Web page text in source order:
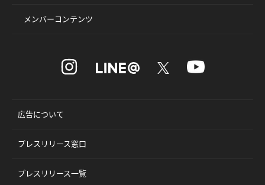
メンバーコンテンツ
広告について
プレスリリース窓口
プレスリリース一覧